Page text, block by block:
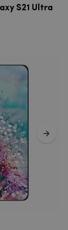
S21 Ultra